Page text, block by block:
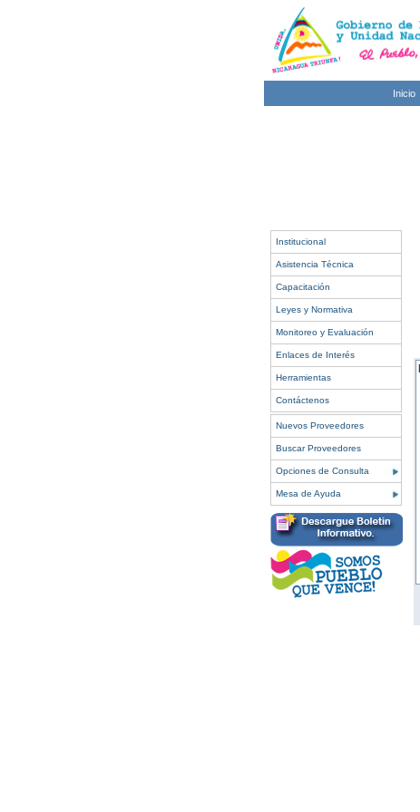
Inicio
Institucional
Asistencia Técnica
Capacitación
Leyes y Normativa
Monitoreo y Evaluación
Enlaces de Interés
Herramientas
Contáctenos
Nuevos Proveedores
Buscar Proveedores
Opciones de Consulta
Mesa de Ayuda